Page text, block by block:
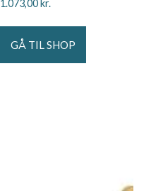
1.073,00kr.
GÅ TIL SHOP